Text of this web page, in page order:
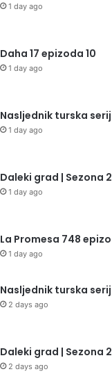
1 day ago
Daha 17 epizoda 10
1 day ago
Nasljednik turska
1 day ago
Daleki grad | Sezona
1 day ago
La Promesa 748
1 day ago
Nasljednik turska
2 days ago
Daleki grad | Sezona
2 days ago